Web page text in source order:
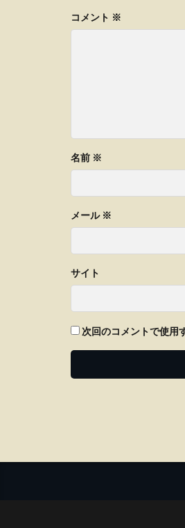
コメント ※
名前 ※
メール ※
サイト
次回のコメントで使用